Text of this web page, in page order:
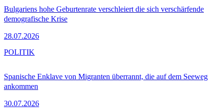
Bulgariens hohe Geburtenrate verschleiert die sich verschärfende
demografische Krise
28.07.2026
Spanische Enklave von Migranten überrannt, die auf dem Seeweg
ankommen
30.07.2026
POLITIK